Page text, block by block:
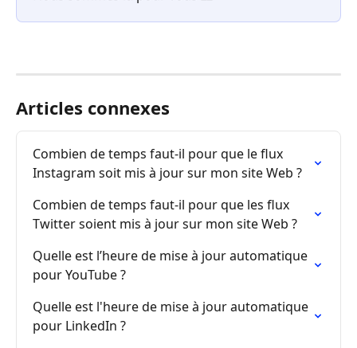
Articles connexes
Combien de temps faut-il pour que le flux
Instagram soit mis à jour sur mon site Web ?
Combien de temps faut-il pour que les flux
Twitter soient mis à jour sur mon site Web ?
Quelle est l’heure de mise à jour automatique
pour YouTube ?
Quelle est l'heure de mise à jour automatique
pour LinkedIn ?